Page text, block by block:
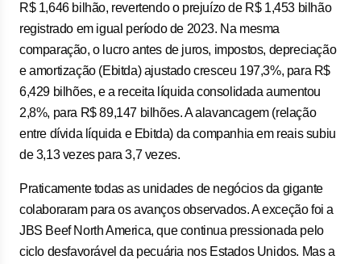
R$ 1,646 bilhão, revertendo o prejuízo de R$ 1,453 bilhão
registrado em igual período de 2023. Na mesma
comparação, o lucro antes de juros, impostos, depreciação
e amortização (Ebitda) ajustado cresceu 197,3%, para R$
6,429 bilhões, e a receita líquida consolidada aumentou
2,8%, para R$ 89,147 bilhões. A alavancagem (relação
entre dívida líquida e Ebitda) da companhia em reais subiu
de 3,13 vezes para 3,7 vezes.
Praticamente todas as unidades de negócios da gigante
colaboraram para os avanços observados. A exceção foi a
JBS Beef North America, que continua pressionada pelo
ciclo desfavorável da pecuária nos Estados Unidos. Mas a